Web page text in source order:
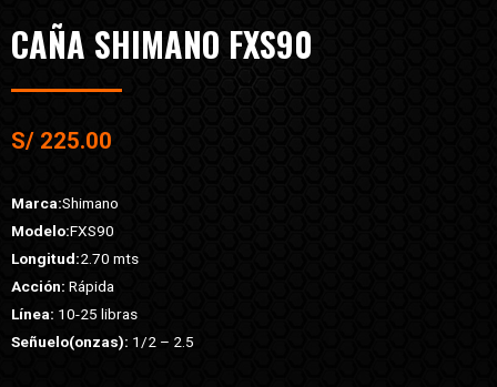
CAÑA SHIMANO FXS90
S/ 225.00
Marca:Shimano
Modelo:FXS90
Longitud:2.70 mts
Acción: Rápida
Línea: 10-25 libras
Señuelo(onzas): 1/2 – 2.5